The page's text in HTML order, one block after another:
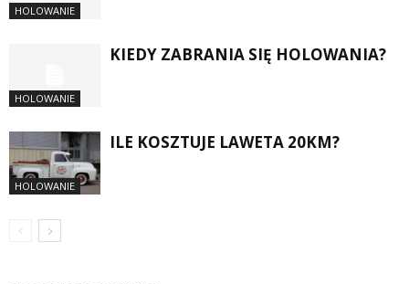
HOLOWANIE
HOLOWANIE
KIEDY ZABRANIA SIĘ HOLOWANIA?
HOLOWANIE
ILE KOSZTUJE LAWETA 20KM?